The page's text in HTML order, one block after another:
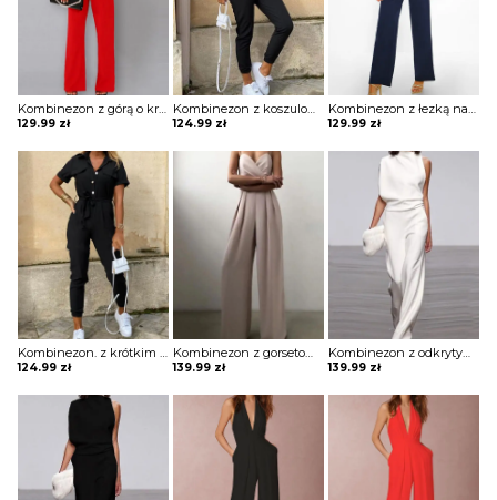
Kombinezon z górą o kroju nietoperza i wiązaniem w pasie
129.99 zł
Kombinezon z koszulową górą z krótkim rękawem z ozdobnymi guzikami
124.99 zł
Kombinezon z łezką na plecach
129.99 zł
Kombinezon. z krótkim rękawem z guzikami i kieszeniami
124.99 zł
Kombinezon z gorsetową górą i szerokimi nogawkami
139.99 zł
Kombinezon z odkrytym ramieniem i luźnym dołem
139.99 zł